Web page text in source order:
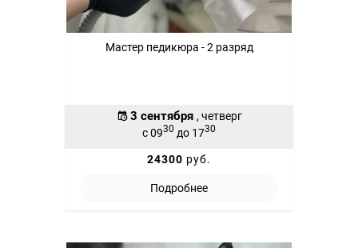
Мастер педикюра - 2 разряд
3 сентября , четверг
с 0930 до 1730
24300 руб.
Подробнее